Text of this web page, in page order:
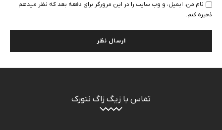
نام من، ایمیل، و وب سایت را در این مرورگر برای دفعه بعد که نظر میدهم
ذخیره کنم.
تماس با زیگ زاگ نتورک